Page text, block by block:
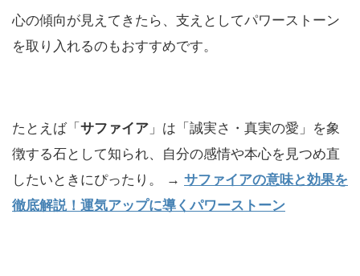
心の傾向が見えてきたら、支えとしてパワーストーン
を取り入れるのもおすすめです。
たとえば「 サファイア 」は「誠実さ・真実の愛」を象
徴する石として知られ、自分の感情や本心を見つめ直
したいときにぴったり。 → サファイアの意味と効果を
徹底解説！運気アップに導くパワーストーン